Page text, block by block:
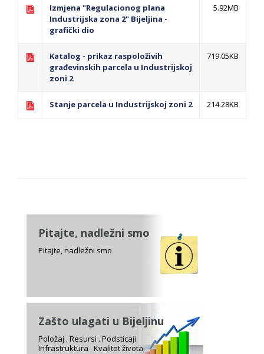
Izmjena "Regulacionog plana
Industrijska zona 2" Bijeljina -
grafički dio
5.92MB
Katalog - prikaz raspoloživih
građevinskih parcela u Industrijskoj
zoni 2
719.05KB
Stanje parcela u Industrijskoj zoni 2 214.28KB
Pitajte, nadležni smo
Pitajte, nadležni smo
Zašto ulagati u Bijeljinu
Položaj . Resursi . Podsticaji
Infrastruktura . Kvalitet života